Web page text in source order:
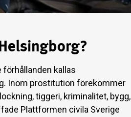
förhållanden kallas
Inom prostitution förekommer
tiggeri, kriminalitet, bygg,
Plattformen civila Sverige